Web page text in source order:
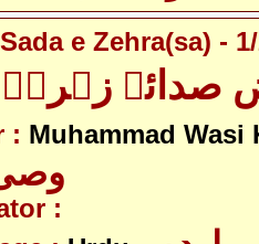
e Zehra(sa) -
صدائے زہراؑ -
: Muhammad Wasi
: